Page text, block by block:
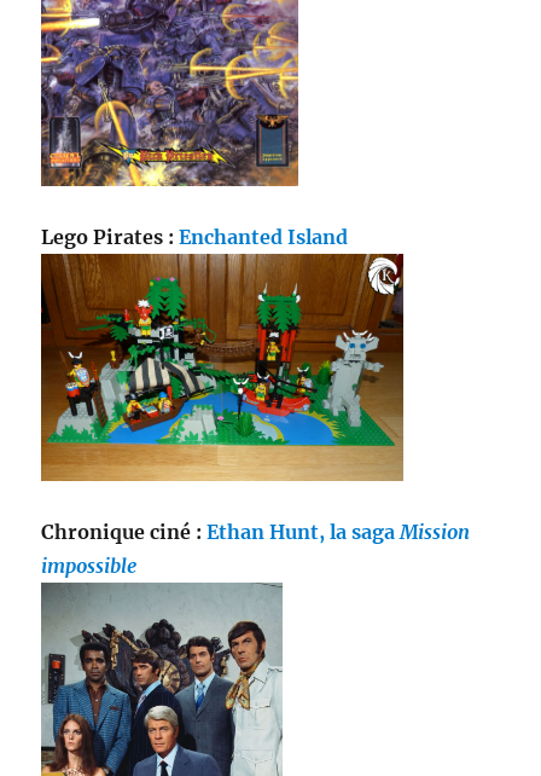
Lego Pirates :Enchanted Island
Chronique ciné :Ethan Hunt, la saga Mission
impossible